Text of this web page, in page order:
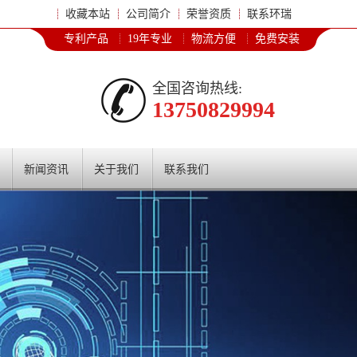
收藏本站 公司简介 荣誉资质 联系环瑞
专利产品 19年专业 物流方便 免费安装
全国咨询热线:
13750829994
新闻资讯 关于我们 联系我们